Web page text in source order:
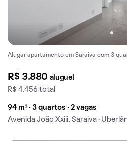
Alugar apartamento em Saraiva com 3
R$ 3.880 aluguel
R$ 4.456 total
94 m² · 3 quartos · 2 vagas
Avenida João Xxiii, Saraiva ·